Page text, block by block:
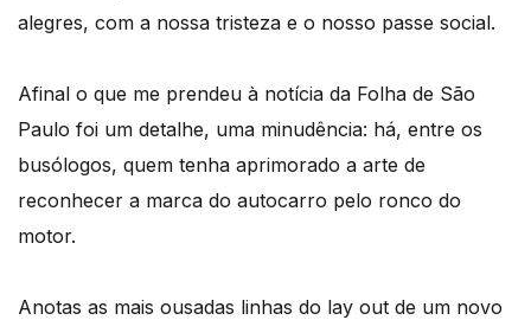
alegres, com a nossa tristeza e o nosso passe social.
Afinal o que me prendeu à notícia da Folha de São
Paulo foi um detalhe, uma minudência: há, entre os
busólogos, quem tenha aprimorado a arte de
reconhecer a marca do autocarro pelo ronco do
motor.
Anotas as mais ousadas linhas do lay out de um novo